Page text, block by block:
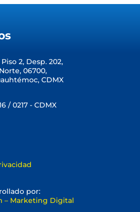
2, Desp. 202,
06700,
CDMX
/ 0217 - CDMX
por:
– Marketing Digital